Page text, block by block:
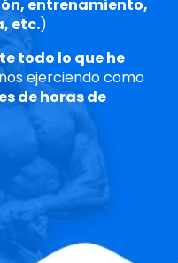
entrenamiento,
etc.)
todo lo que he
ejerciendo como
de horas de